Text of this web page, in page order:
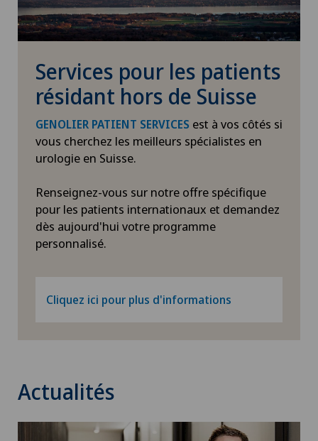
Diabétologie
Dislocation acromio-claviculaire
Douleurs au talon
Douleurs musculosquelettiques
Drainage lymphatique
Dysfonctionnement érectile
Entraînement thérapeutique médical (MTT)
Épaule gelée
Services pour les patients
résidant hors de Suisse
GENOLIER PATIENT SERVICES est à vos côtés si
vous cherchez les meilleurs spécialistes en
urologie en Suisse.
Renseignez-vous sur notre offre spécifique
pour les patients internationaux et demandez
dès aujourd'hui votre programme
personnalisé.
Cliquez ici pour plus d'informations
Actualités